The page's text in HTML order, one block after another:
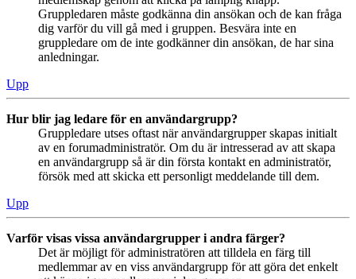
Gruppledaren måste godkänna din ansökan och de kan fråga
dig varför du vill gå med i gruppen. Besvära inte en
gruppledare om de inte godkänner din ansökan, de har sina
anledningar.
Upp
Hur blir jag ledare för en användargrupp?
Gruppledare utses oftast när användargrupper skapas initialt
av en forumadministratör. Om du är intresserad av att skapa
en användargrupp så är din första kontakt en administratör,
försök med att skicka ett personligt meddelande till dem.
Upp
Varför visas vissa användargrupper i andra färger?
Det är möjligt för administratören att tilldela en färg till
medlemmar av en viss användargrupp för att göra det enkelt